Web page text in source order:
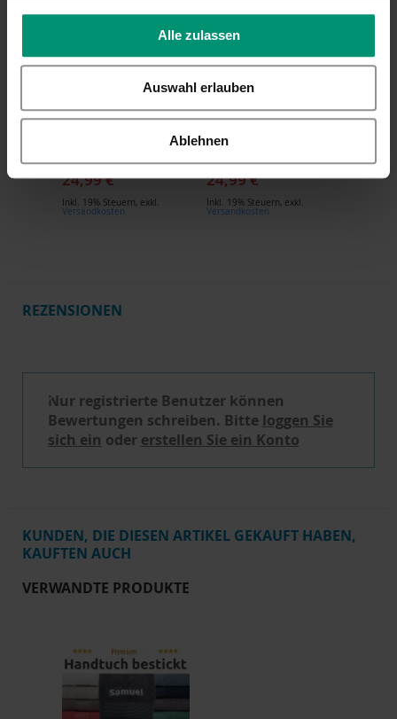
Alle zulassen
Auswahl erlauben
Ablehnen
Leonardo
Gravur zum 5.
Hochzeitstag, Pils
24,99 €
Inkl. 19% Steuern, exkl.
Versandkosten
LEONARDO
Leonardo
Gravur zum 5.
Hochzeitstag, Pils
Blütenträume
24,99 €
Inkl. 19% Steuern, exkl.
Versandkosten
REZENSIONEN
Nur registrierte Benutzer können
Bewertungen schreiben. Bitte loggen Sie
sich ein oder erstellen Sie ein Konto
KUNDEN, DIE DIESEN ARTIKEL GEKAUFT HABEN,
KAUFTEN AUCH
VERWANDTE PRODUKTE